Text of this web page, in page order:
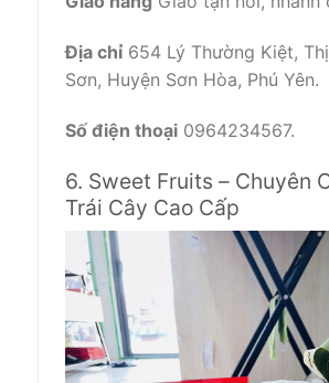
Địa chỉ 654 Lý Thường Kiệt,
Sơn, Huyện Sơn Hòa, Phú Yên.
Số điện thoại 0964234567.
6. Sweet Fruits – Chuyên
Trái Cây Cao Cấp